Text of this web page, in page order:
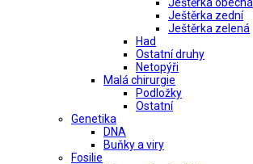
Ještěrka zední
Ještěrka zelená
Had
Ostatní druhy
Netopýři
Malá chirurgie
Podložky
Ostatní
Genetika
DNA
Buňky a viry
Fosilie